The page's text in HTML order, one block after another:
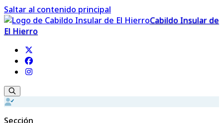
Saltar al contenido principal
Cabildo Insular de
El Hierro
Sección